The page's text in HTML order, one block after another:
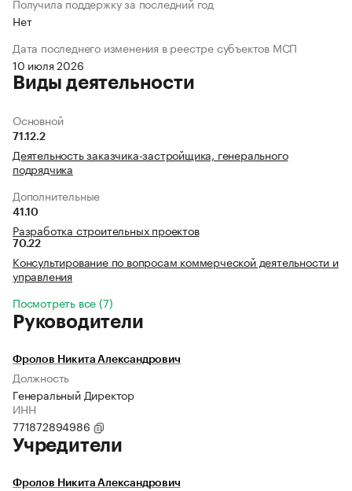
Получила поддержку за последний год
Нет
Дата последнего изменения в реестре субъектов МСП
10 июля 2026
Виды деятельности
Основной
71.12.2
Деятельность заказчика-застройщика, генерального
подрядчика
Дополнительные
41.10
Разработка строительных проектов
70.22
Консультирование по вопросам коммерческой деятельности и
управления
Посмотреть все (7)
Руководители
Фролов Никита Александрович
Должность
Генеральный Директор
ИНН
771872894986
Учредители
Фролов Никита Александрович